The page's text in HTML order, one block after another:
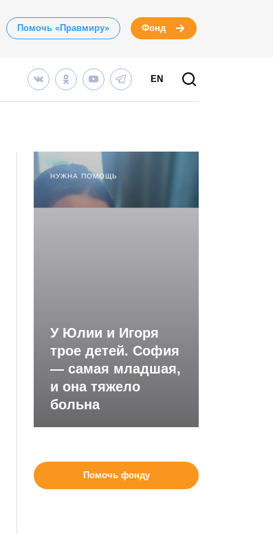
Помочь «Правмиру» Фонд
EN
НУЖНА ПОМОЩЬ
У Юлии и Игоря
трое детей. София
— самая младшая,
и она тяжело
больна
Помочь фонду